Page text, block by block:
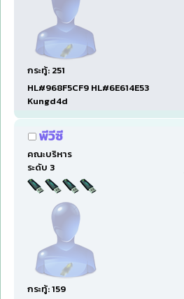
กระทู้: 251
HL#968F5CF9 HL#6E614E53
Kungd4d
พีวีซี
คณะบริหาร
ระดับ 3
กระทู้: 159